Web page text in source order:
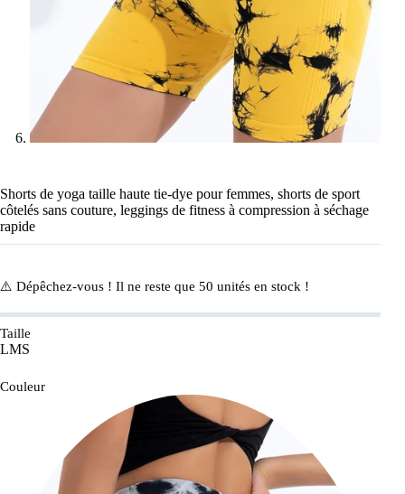
Shorts de yoga taille haute tie-dye pour femmes, shorts de sport
côtelés sans couture, leggings de fitness à compression à séchage
rapide
⚠️ Dépêchez-vous ! Il ne reste que 50 unités en stock !
Taille
LMS
Couleur